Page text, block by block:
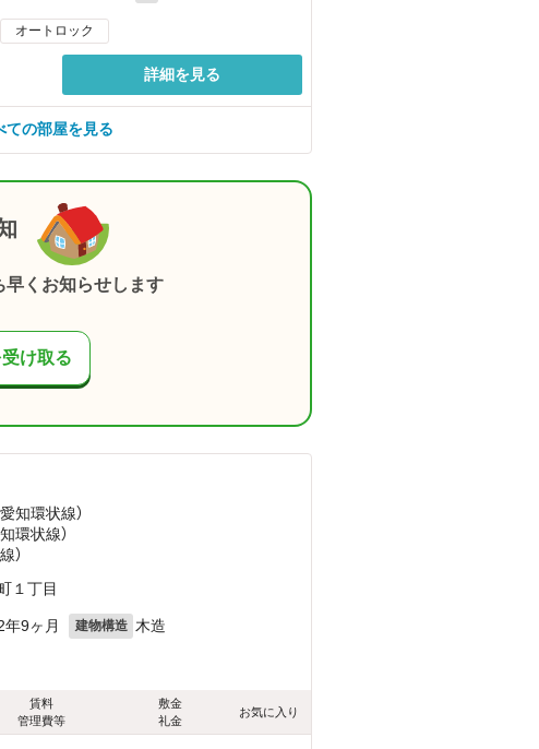
オートロック
詳細を見る
ての部屋を見る
早くお知らせします
け取る
知環状線）
環状線）
）
１丁目
年9ヶ月 建物構造 木造
賃料
管理費等
敷金
礼金
お気に入り